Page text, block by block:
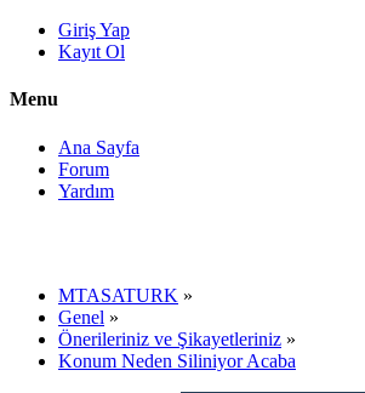
Giriş Yap
Kayıt Ol
Menu
Ana Sayfa
Forum
Yardım
MTASATURK »
Genel »
Önerileriniz ve Şikayetleriniz »
Konum Neden Siliniyor Acaba